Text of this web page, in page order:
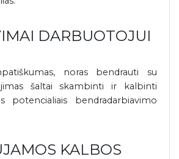
DARBUOTOJUI
noras bendrauti su
šaltai skambinti ir kalbinti
potencialiais bendradarbiavimo
KALBOS